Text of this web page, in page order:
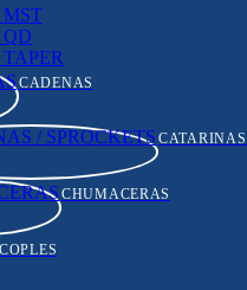
MST
QD
CADENAS
CHUMACERAS
COPLES